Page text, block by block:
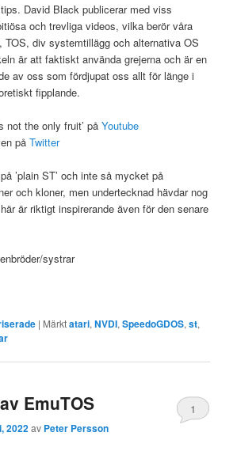
David Black publicerar med viss
och trevliga videos, vilka berör våra
TOS, div systemtillägg och alternativa OS
är att faktiskt använda grejerna och är en
av oss som fördjupat oss allt för länge i
fipplande.
not the only fruit’ på Youtube
på Twitter
’plain ST’ och inte så mycket på
och kloner, men undertecknad hävdar nog
är riktigt inspirerande även för den senare
systrar
| Märktatari,NVDI,SpeedoGDOS,st,
EmuTOS
2022av Peter Persson
1